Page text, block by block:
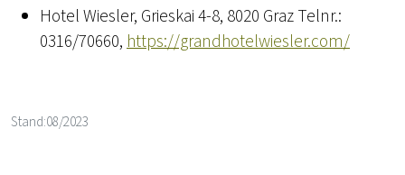
Hotel Wiesler, Grieskai 4-8, 8020 Graz Telnr.:
0316/70660,https://grandhotelwiesler.com/
Stand:08/2023